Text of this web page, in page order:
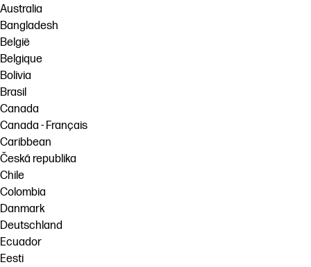
Australia
Bangladesh
België
Belgique
Bolivia
Brasil
Canada
Canada - Français
Caribbean
Česká republika
Chile
Colombia
Danmark
Deutschland
Ecuador
Eesti